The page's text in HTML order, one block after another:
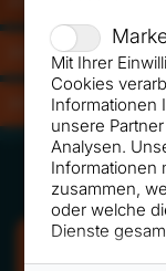
Mit Ihrer
Cookies
Informationen
unsere
Analysen.
Informationen
zusammen,
oder welche
Dienste